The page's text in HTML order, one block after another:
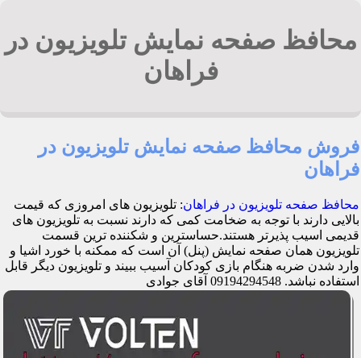
محافظ صفحه نمایش تلویزیون در
فراهان
فروش محافظ صفحه نمایش تلویزیون در
فراهان
محافظ صفحه تلویزیون در فراهان: تلویزیون های امروزی که قیمت
بالایی دارند با توجه به ضخامت کمی که دارند نسبت به تلویزیون های
قدیمی اسیب پذیرتر هستند.حساسترین و شکننده ترین قسمت
تلویزیون همان صفحه نمایش (پنل) آن است که ممکنه با خورد اشیا و
وارد شدن ضربه هنگام بازی کودکان آسیب ببیند و تلویزیون دیگر قابل
استفاده نباشد. 09194294548 آقای جوادی